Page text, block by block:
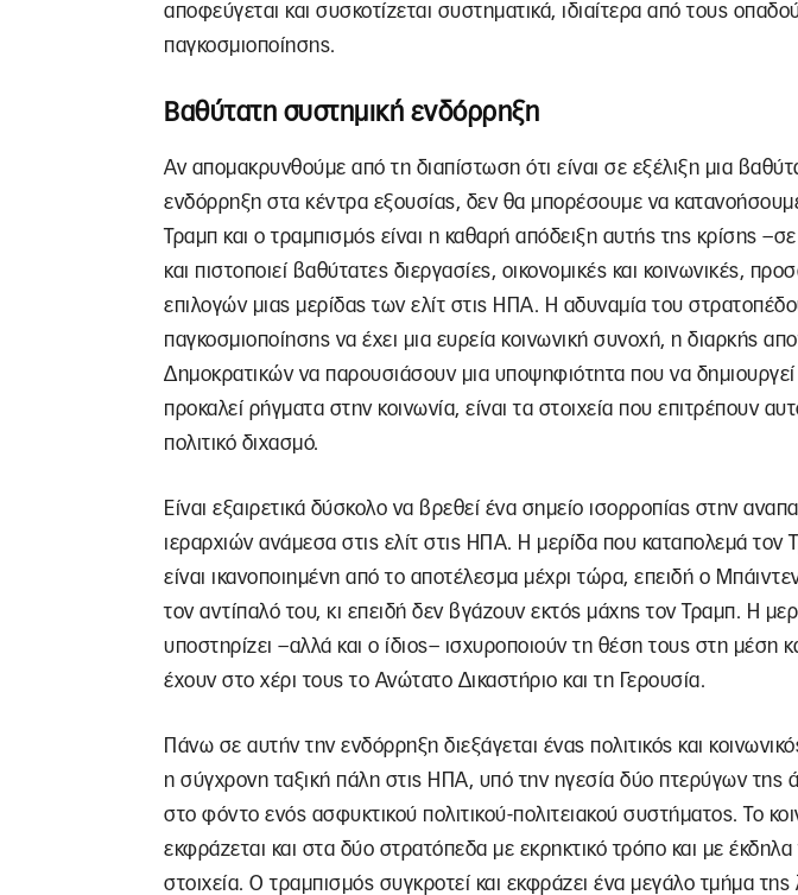
αποφεύγεται και συσκοτίζεται συστηματικά, ιδιαίτερα από τους
παγκοσμιοποίησης.
Βαθύτατη συστημική ενδόρρηξη
Αν απομακρυνθούμε από τη διαπίστωση ότι είναι σε εξέλιξη μια
ενδόρρηξη στα κέντρα εξουσίας, δεν θα μπορέσουμε να κατανοήσουμε
Τραμπ και ο τραμπισμός είναι η καθαρή απόδειξη αυτής της κρίσης –σε
και πιστοποιεί βαθύτατες διεργασίες, οικονομικές και κοινωνικές,
επιλογών μιας μερίδας των ελίτ στις ΗΠΑ. Η αδυναμία του
παγκοσμιοποίησης να έχει μια ευρεία κοινωνική συνοχή, η διαρκής
Δημοκρατικών να παρουσιάσουν μια υποψηφιότητα που να
προκαλεί ρήγματα στην κοινωνία, είναι τα στοιχεία που επιτρέπουν
πολιτικό διχασμό.
Είναι εξαιρετικά δύσκολο να βρεθεί ένα σημείο ισορροπίας στην
ιεραρχιών ανάμεσα στις ελίτ στις ΗΠΑ. Η μερίδα που καταπολεμά τον
είναι ικανοποιημένη από το αποτέλεσμα μέχρι τώρα, επειδή ο Μπάιντεν
τον αντίπαλό του, κι επειδή δεν βγάζουν εκτός μάχης τον Τραμπ. Η
υποστηρίζει –αλλά και ο ίδιος– ισχυροποιούν τη θέση τους στη μέση
έχουν στο χέρι τους το Ανώτατο Δικαστήριο και τη Γερουσία.
Πάνω σε αυτήν την ενδόρρηξη διεξάγεται ένας πολιτικός και
η σύγχρονη ταξική πάλη στις ΗΠΑ, υπό την ηγεσία δύο πτερύγων της
στο φόντο ενός ασφυκτικού πολιτικού-πολιτειακού συστήματος. Το
εκφράζεται και στα δύο στρατόπεδα με εκρηκτικό τρόπο και με έκδηλα
στοιχεία. Ο τραμπισμός συγκροτεί και εκφράζει ένα μεγάλο τμήμα της